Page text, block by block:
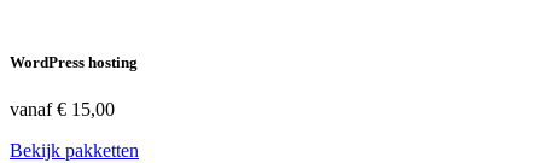
WordPress hosting
vanaf€ 15,00
Bekijk pakketten